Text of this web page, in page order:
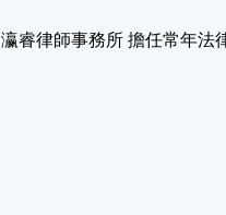
瀛睿律師事務所 擔任常年法